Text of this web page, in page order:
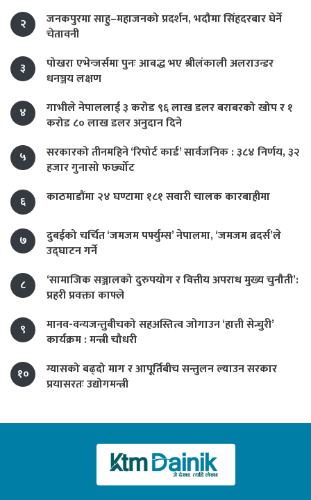
२
जनकपुरमा साहु–महाजनको प्रदर्शन, भदौमा सिंहदरबार घेर्ने
चेतावनी
३
पोखरा एभेन्जर्समा पुनः आबद्ध भए श्रीलंकाली अलराउन्डर
धनञ्जय लक्षण
४
गाभीले नेपाललाई ३ करोड ९६ लाख डलर बराबरको खोप र १
करोड ८० लाख डलर अनुदान दिने
५
सरकारको तीनमहिने ‘रिपोर्ट कार्ड’ सार्वजनिक : ३८४ निर्णय, ३२
हजार गुनासो फर्छ्योट
६
काठमाडौंमा २४ घण्टामा १८१ सवारी चालक कारबाहीमा
७
दुबईको चर्चित ‘जमजम पर्फ्युम्स’ नेपालमा, ‘जमजम ब्रदर्स’ले
उद्घाटन गर्ने
८
‘सामाजिक सञ्जालको दुरुपयोग र वित्तीय अपराध मुख्य चुनौती’:
प्रहरी प्रवक्ता काफ्ले
९
मानव-वन्यजन्तुबीचको सहअस्तित्व जोगाउन ‘हात्ती सेन्चुरी’
कार्यक्रम : मन्त्री चौधरी
१०
ग्यासको बढ्दो माग र आपूर्तिबीच सन्तुलन ल्याउन सरकार
प्रयासरतः उद्योगमन्त्री